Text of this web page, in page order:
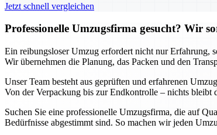
Jetzt schnell vergleichen
Professionelle Umzugsfirma gesucht? Wir
Ein reibungsloser Umzug erfordert nicht nur Erfahrung,
Wir übernehmen die Planung, das Packen und den
Unser Team besteht aus geprüften und erfahrenen
Von der Verpackung bis zur Endkontrolle – nichts bleibt
Suchen Sie eine professionelle Umzugsfirma, die auf
Bedürfnisse abgestimmt sind. So machen wir jeden